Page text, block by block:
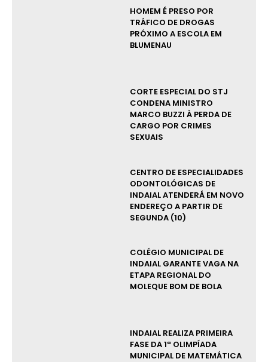
HOMEM É PRESO POR
TRÁFICO DE DROGAS
PRÓXIMO A ESCOLA EM
BLUMENAU
CORTE ESPECIAL DO STJ
CONDENA MINISTRO
MARCO BUZZI À PERDA DE
CARGO POR CRIMES
SEXUAIS
CENTRO DE ESPECIALIDADES
ODONTOLÓGICAS DE
INDAIAL ATENDERÁ EM NOVO
ENDEREÇO A PARTIR DE
SEGUNDA (10)
COLÉGIO MUNICIPAL DE
INDAIAL GARANTE VAGA NA
ETAPA REGIONAL DO
MOLEQUE BOM DE BOLA
INDAIAL REALIZA PRIMEIRA
FASE DA 1ª OLIMPÍADA
MUNICIPAL DE MATEMÁTICA